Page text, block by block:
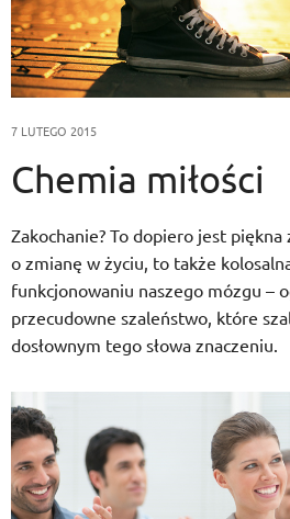
7 LUTEGO 2015
Chemia miłości
Zakochanie? To dopiero jest
o zmianę w życiu, to także
funkcjonowaniu naszego mózgu –
przecudowne szaleństwo, które
dosłownym tego słowa znaczeniu.